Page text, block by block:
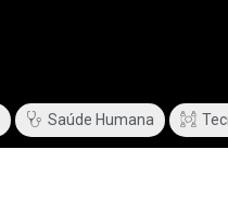
Saúde Humana